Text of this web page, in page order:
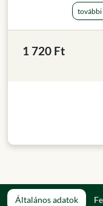
további
1 720 Ft
Általános adatok